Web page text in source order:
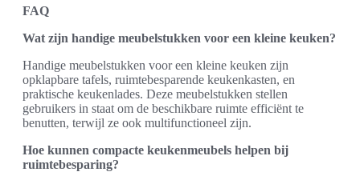
FAQ
Wat zijn handige meubelstukken voor een kleine keuken?
Handige meubelstukken voor een kleine keuken zijn
opklapbare tafels, ruimtebesparende keukenkasten, en
praktische keukenlades. Deze meubelstukken stellen
gebruikers in staat om de beschikbare ruimte efficiënt te
benutten, terwijl ze ook multifunctioneel zijn.
Hoe kunnen compacte keukenmeubels helpen bij
ruimtebesparing?